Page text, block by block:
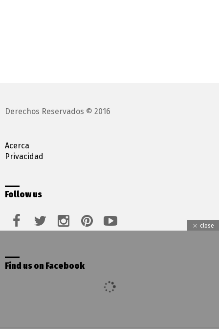
Derechos Reservados © 2016
Acerca
Privacidad
Follow us
Find us on Facebook
close